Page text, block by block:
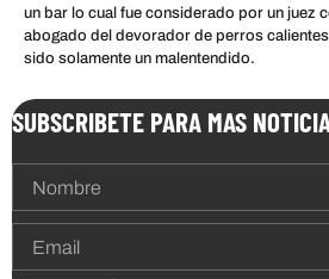
un bar lo cual fue considerado por un juez
abogado del devorador de perros
sido solamente un malentendido.
SUBSCRIBETE PARA MAS